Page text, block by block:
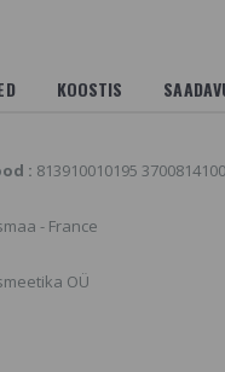
KOOSTIS
: 813910010195
- France
OÜ
näomask Mitomo
Japan